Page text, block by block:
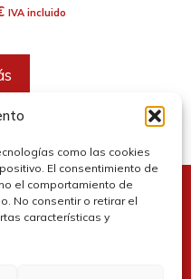
como las cookies
El consentimiento de
el comportamiento de
No consentir o retirar el
características y
El
15,50 €.
IVA incluido